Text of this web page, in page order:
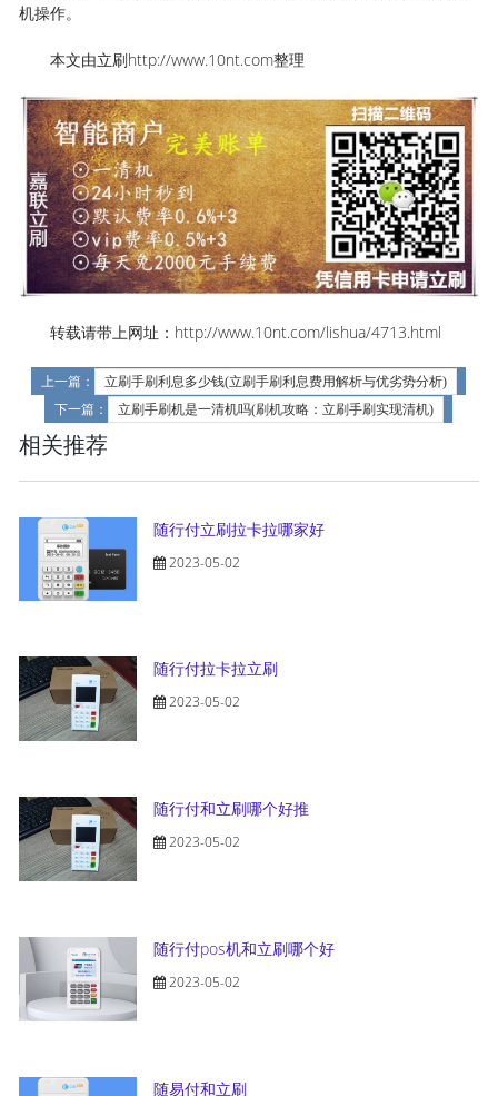
机操作。
本文由立刷http://www.10nt.com整理
转载请带上网址：http://www.10nt.com/lishua/4713.html
上一篇：
立刷手刷利息多少钱(立刷手刷利息费用解析与优劣势分析)
下一篇：
立刷手刷机是一清机吗(刷机攻略：立刷手刷实现清机)
相关推荐
随行付立刷拉卡拉哪家好
2023-05-02
随行付拉卡拉立刷
2023-05-02
随行付和立刷哪个好推
2023-05-02
随行付pos机和立刷哪个好
2023-05-02
随易付和立刷